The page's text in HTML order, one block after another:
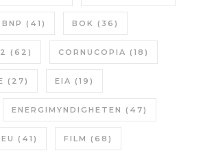
BNP (41) BOK (36)
(62) CORNUCOPIA (18)
(27) EIA (19)
ENERGIMYNDIGHETEN (47)
EU (41) FILM (68)